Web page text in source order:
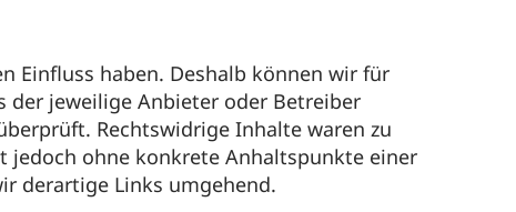
Einfluss haben. Deshalb können wir für
der jeweilige Anbieter oder Betreiber
Rechtswidrige Inhalte waren zu
jedoch ohne konkrete Anhaltspunkte einer
derartige Links umgehend.